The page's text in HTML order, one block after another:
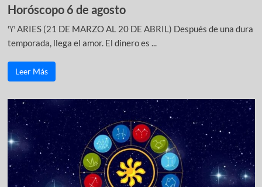
Horóscopo 6 de agosto
♈ ARIES (21 DE MARZO AL 20 DE ABRIL) Después de una dura
temporada, llega el amor. El dinero es ...
Leer Más